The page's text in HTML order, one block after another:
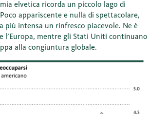
elvetica ricorda un piccolo lago di
appariscente e nulla di spettacolare,
più intensa un rinfresco piacevole. Ne è
l’Europa, mentre gli Stati Uniti continuano
alla congiuntura globale.